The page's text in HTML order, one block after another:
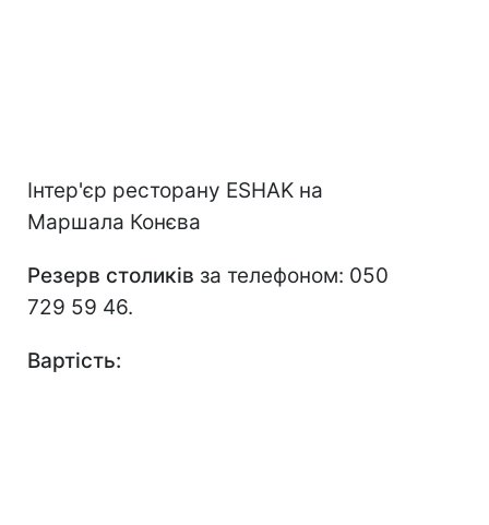
Інтер'єр ресторану ESHAK на
Маршала Конєва
Резерв столиків за телефоном: 050
729 59 46.
Вартість: